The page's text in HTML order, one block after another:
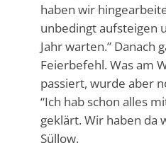
haben wir
unbedingt aufsteigen
Jahr warten.” Danach
Feierbefehl. Was am
passiert, wurde aber
“Ich hab schon alles
geklärt. Wir haben da
Süllow.